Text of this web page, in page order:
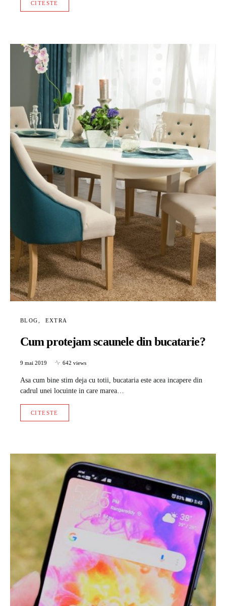
CITESTE
BLOG EXTRA
Cum protejam scaunele din bucatarie?
9 mai 2019 642 views
Asa cum bine stim deja cu totii, bucataria este acea incapere din
cadrul unei locuinte in care marea…
CITESTE